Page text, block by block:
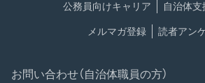
公務員向けキャリア 自治体
メルマガ登録 読者アン
お問い合わせ（自治体職員の方）